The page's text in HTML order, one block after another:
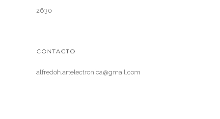
2630
CONTACTO
alfredoh.artelectronica@gmail.com